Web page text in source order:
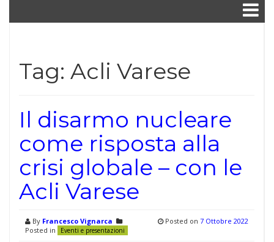
Tag: Acli Varese
Il disarmo nucleare
come risposta alla
crisi globale – con le
Acli Varese
By Francesco Vignarca
Posted in
Eventi e presentazioni
Posted on 7 Ottobre 2022